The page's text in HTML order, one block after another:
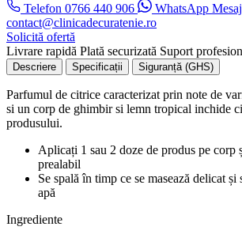
Telefon 0766 440 906 WhatsApp
contact@clinicadecuratenie.ro
Solicită ofertă
Livrare rapidă Plată securizată Suport
Descriere Specificații Siguranță (GHS)
Parfumul de citrice caracterizat prin note de
si un corp de ghimbir si lemn tropical inchide
produsului.
Aplicați 1 sau 2 doze de produs pe corp
prealabil
Se spală în timp ce se masează delicat și
apă
Ingrediente